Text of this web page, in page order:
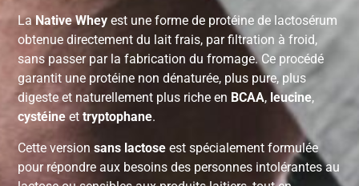
LaNative Whey est une forme de protéine de lactosérum
obtenue directement du lait frais, par filtration à froid,
sans passer par la fabrication du fromage. Ce procédé
garantit une protéine non dénaturée, plus pure, plus
digeste et naturellement plus riche en BCAA, leucine,
cystéine ettryptophane.
Cette versionsans lactose est spécialement formulée
pour répondre aux besoins des personnes intolérantes au